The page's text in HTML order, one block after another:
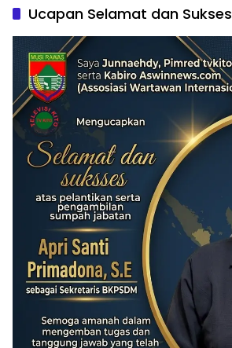
Ucapan Selamat dan Sukses